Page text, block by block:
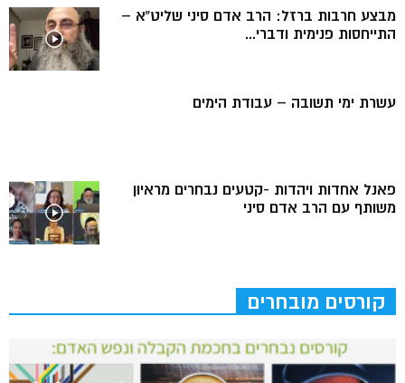
מבצע חרבות ברזל: הרב אדם סיני שליט”א –
התייחסות פנימית ודברי...
עשרת ימי תשובה – עבודת הימים
פאנל אחדות ויהדות -קטעים נבחרים מראיון
משותף עם הרב אדם סיני
קורסים מובחרים